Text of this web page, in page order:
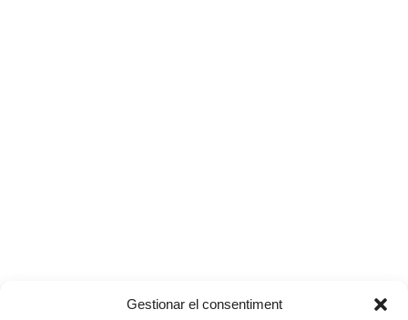
Gestionar el consentiment
Montero, Rigo i altra gent honorable